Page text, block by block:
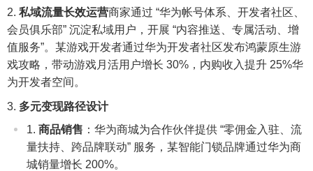
私域流量长效运营商家通过 “华为帐号体系、开发者社区、
会员俱乐部” 沉淀私域用户，开展 “内容推送、专属活动、增
值服务”。某游戏开发者通过华为开发者社区发布鸿蒙原生游
戏攻略，带动游戏月活用户增长 30%，内购收入提升 25%华
为开发者空间。
多元变现路径设计
商品销售 ：华为商城为合作伙伴提供 “零佣金入驻、流
量扶持、跨品牌联动” 服务，某智能门锁品牌通过华为商
城销量增长 200%。